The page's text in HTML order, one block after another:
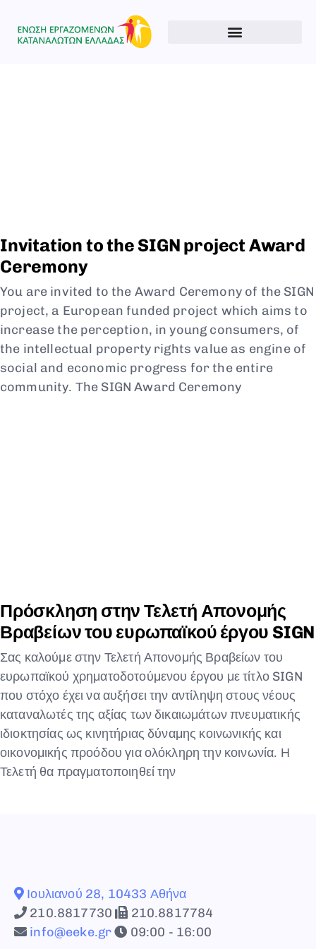
Invitation to the SIGN project Award
Ceremony
You are invited to the Award Ceremony of the SIGN
project, a European funded project which aims to
increase the perception, in young consumers, of
the intellectual property rights value as engine of
social and economic progress for the entire
community. Τhe SIGN Award Ceremony
Πρόσκληση στην Τελετή Απονομής
Βραβείων του ευρωπαϊκού έργου SIGN
Σας καλούμε στην Τελετή Απονομής Βραβείων του
ευρωπαϊκού χρηματοδοτούμενου έργου με τίτλο SIGN
που στόχο έχει να αυξήσει την αντίληψη στους νέους
καταναλωτές της αξίας των δικαιωμάτων πνευματικής
ιδιοκτησίας ως κινητήριας δύναμης κοινωνικής και
οικονομικής προόδου για ολόκληρη την κοινωνία. Η
Τελετή θα πραγματοποιηθεί την
Ιουλιανού 28, 10433 Αθήνα
210.8817730
210.8817784
info@eeke.gr
09:00 - 16:00